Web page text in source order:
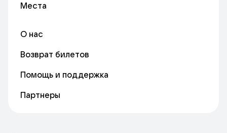
Места
О нас
Возврат билетов
Помощь и поддержка
Партнеры